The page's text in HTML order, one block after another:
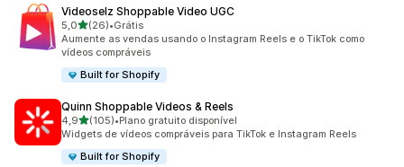
Videoselz Shoppable Video UGC
5,0de 5 estrelas
(26)
26 avaliações ao todo
•Grátis
Aumente as vendas usando o Instagram Reels e o TikTok como
vídeos compráveis
Built for Shopify
Quinn Shoppable Videos & Reels
4,9de 5 estrelas
(105)
105 avaliações ao todo
•Plano gratuito disponível
Widgets de vídeos compráveis para TikTok e Instagram Reels
Built for Shopify